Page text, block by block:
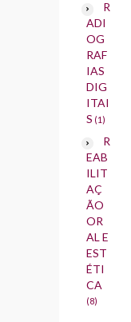
R
ADI
OG
RAF
IAS
DIG
ITAI
S (1)
R
EAB
ILIT
AÇ
ÃO
OR
AL E
EST
ÉTI
CA
(8)